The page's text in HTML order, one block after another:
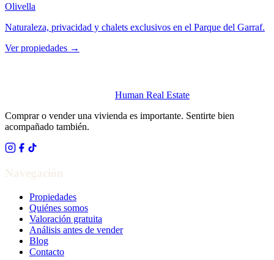
Olivella
Naturaleza, privacidad y chalets exclusivos en el Parque del Garraf.
Ver propiedades →
Human Real Estate
Comprar o vender una vivienda es importante. Sentirte bien
acompañado también.
Propiedades
Quiénes somos
Valoración gratuita
Análisis antes de vender
Blog
Contacto